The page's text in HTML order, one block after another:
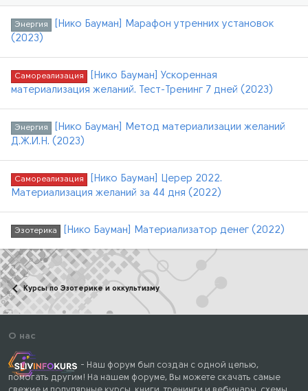
Энергия
[Нико Бауман] Марафон утренних установок
(2023)
Самореализация
[Нико Бауман] Ускоренная
материализация желаний. Тест-Тренинг 7 дней (2023)
Энергия
[Нико Бауман] Метод материализации желаний
Д.Ж.И.Н. (2023)
Самореализация
[Нико Бауман] Церер 2022.
Материализация желаний за 44 дня (2022)
Эзотерика [Нико Бауман] Материализатор денег (2022)
Курсы по Эзотерике и оккультизму
О нас
- Наш форум был создан с одной целью,
помогать другим! На нашем форуме, Вы можете скачать самые